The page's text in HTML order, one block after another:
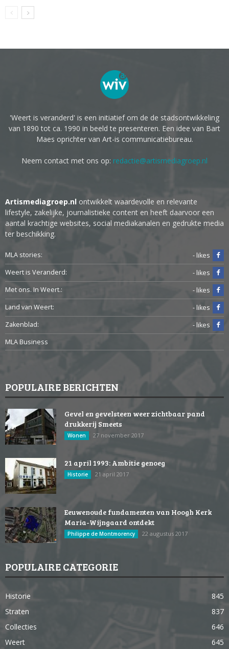
'Weert is veranderd' is een initiatief om de de stadsontwikkeling
van 1890 tot ca. 1990 in beeld te presenteren. Een idee van Bart
Maes oprichter van Art-is communicatiebureau.
Neem contact met ons op: redactie@artismediagroep.nl
Artismediagroep.nl ontwikkelt waardevolle en relevante
lifestyle, zakelijke, journalistieke content en heeft daarvoor een
aantal krachtige websites, social mediakanalen en gedrukte media
ter beschikking.
MLA stories:
- likes
Weert is Veranderd:
- likes
Met ons. In Weert.:
- likes
Land van Weert:
- likes
Zakenblad:
- likes
MLA Business
POPULAIRE BERICHTEN
Gevel en gevelsteen weer zichtbaar pand
drukkerij Smeets
Wonen 27 november 2017
21 april 1993: Ambitie genoeg
Historie 21 april 2017
Eeuwenoude fundamenten van Hoogh Kerk
Maria-Wijngaard ontdekt
Philippe de Montmorency 22 augustus 2017
POPULAIRE CATEGORIE
Historie
845
Straten
837
Collecties
646
Weert
645